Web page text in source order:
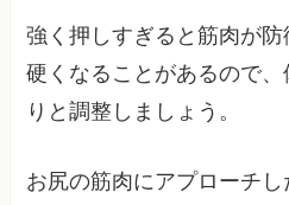
強く押しすぎると筋肉が
硬くなることがあるので、
りと調整しましょう。
お尻の筋肉にアプローチ